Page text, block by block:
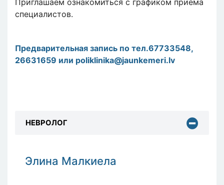
специалистов.
Предварительная запись по тел.67733548,
26631659 или poliklinika@jaunkemeri.lv
НЕВРОЛОГ
Элина Малкиела